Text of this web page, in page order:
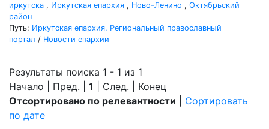
иркутска , Иркутская епархия , Ново-Ленино , Октябрьский
район
Путь: Иркутская епархия. Региональный православный
портал / Новости епархии
Результаты поиска 1 - 1 из 1
Начало | Пред. | 1 | След. | Конец
Отсортировано по релевантности
Сортировать
по дате